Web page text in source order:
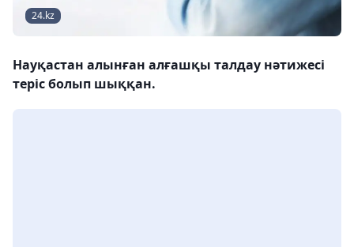
24.kz
Науқастан алынған алғашқы талдау нәтижесі
теріс болып шыққан.